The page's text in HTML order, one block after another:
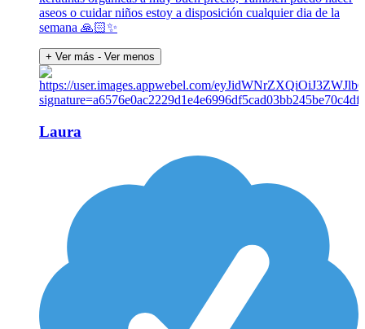
aseos o cuidar niños estoy a disposición cualquier dia de la
semana 🙏🏻✨
+ Ver más - Ver menos
Laura